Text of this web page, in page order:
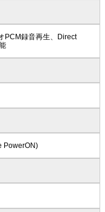
PCM録音再生、Direct
PowerON)